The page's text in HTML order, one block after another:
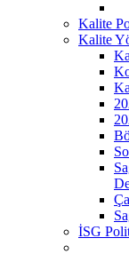
Kalite
Kalite
İSG